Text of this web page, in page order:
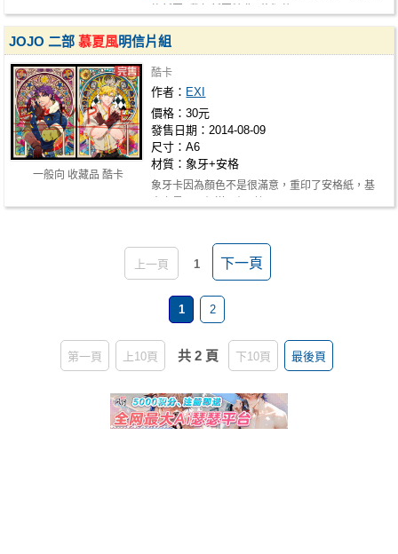
一般向 收藏品 酷卡
JOJO 二部慕夏風明信片組
酷卡
作者： EXI
價格：30元
發售日期：2014-08-09
尺寸：A6
材質：象牙+安格
象牙卡因為顏色不是很滿意，重印了安格紙，基
上一頁 1 下一頁
1 2
第一頁 上10頁 共 2 頁 下10頁 最後頁